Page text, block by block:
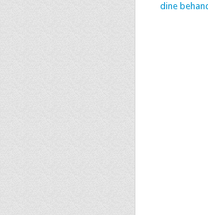
dine